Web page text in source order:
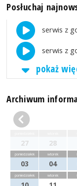
Posłuchaj
serwis z
serwis z
pokaż
Archiwum
27 28
poniedziałek
03
wtorek
04
poniedziałek wtorek